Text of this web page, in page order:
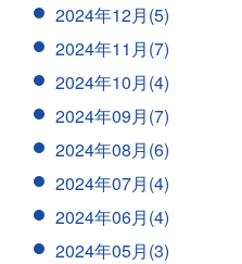
2024年12月(5)
2024年11月(7)
2024年10月(4)
2024年09月(7)
2024年08月(6)
2024年07月(4)
2024年06月(4)
2024年05月(3)